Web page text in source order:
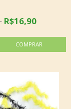
R$16,90